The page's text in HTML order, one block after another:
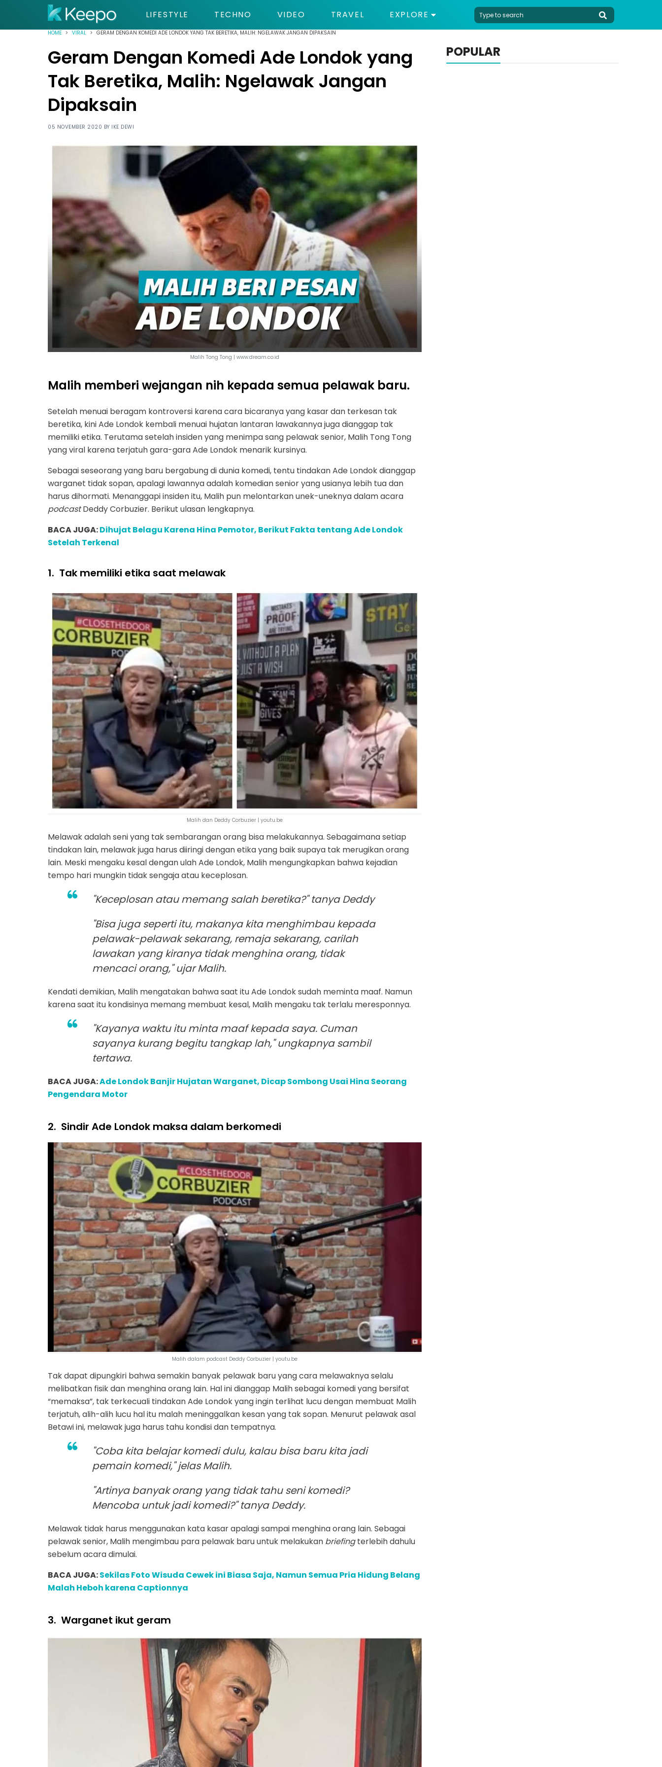
LIFESTYLE TECHNO VIDEO TRAVEL EXPLORE
HOME VIRAL GERAM DENGAN KOMEDI ADE LONDOK YANG TAK BERETIKA, MALIH: NGELAWAK JANGAN DIPAKSAIN
Geram Dengan Komedi Ade Londok yang
Tak Beretika, Malih: Ngelawak Jangan
Dipaksain
05 NOVEMBER 2020 BY IKE DEWI
Malih Tong Tong | www.dream.co.id
Malih memberi wejangan nih kepada semua pelawak baru.
Setelah menuai beragam kontroversi karena cara bicaranya yang kasar dan terkesan tak
beretika, kini Ade Londok kembali menuai hujatan lantaran lawakannya juga dianggap tak
memiliki etika. Terutama setelah insiden yang menimpa sang pelawak senior, Malih Tong Tong
yang viral karena terjatuh gara-gara Ade Londok menarik kursinya.
Sebagai seseorang yang baru bergabung di dunia komedi, tentu tindakan Ade Londok dianggap
warganet tidak sopan, apalagi lawannya adalah komedian senior yang usianya lebih tua dan
harus dihormati. Menanggapi insiden itu, Malih pun melontarkan unek-uneknya dalam acara
podcastDeddy Corbuzier. Berikut ulasan lengkapnya.
BACA JUGA:Dihujat Belagu Karena Hina Pemotor, Berikut Fakta tentang Ade Londok
Setelah Terkenal
1. Tak memiliki etika saat melawak
Malih dan Deddy Corbuzier | youtu.be
Melawak adalah seni yang tak sembarangan orang bisa melakukannya. Sebagaimana setiap
tindakan lain, melawak juga harus diiringi dengan etika yang baik supaya tak merugikan orang
lain. Meski mengaku kesal dengan ulah Ade Londok, Malih mengungkapkan bahwa kejadian
tempo hari mungkin tidak sengaja atau keceplosan.
"Keceplosan atau memang salah beretika?" tanya Deddy
"Bisa juga seperti itu, makanya kita menghimbau kepada
pelawak-pelawak sekarang, remaja sekarang, carilah
lawakan yang kiranya tidak menghina orang, tidak
mencaci orang," ujar Malih.
Kendati demikian, Malih mengatakan bahwa saat itu Ade Londok sudah meminta maaf. Namun
karena saat itu kondisinya memang membuat kesal, Malih mengaku tak terlalu meresponnya.
"Kayanya waktu itu minta maaf kepada saya. Cuman
sayanya kurang begitu tangkap lah," ungkapnya sambil
tertawa.
BACA JUGA:Ade Londok Banjir Hujatan Warganet, Dicap Sombong Usai Hina Seorang
Pengendara Motor
2. Sindir Ade Londok maksa dalam berkomedi
Malih dalam podcast Deddy Corbuzier | youtu.be
Tak dapat dipungkiri bahwa semakin banyak pelawak baru yang cara melawaknya selalu
melibatkan fisik dan menghina orang lain. Hal ini dianggap Malih sebagai komedi yang bersifat
“memaksa”, tak terkecuali tindakan Ade Londok yang ingin terlihat lucu dengan membuat Malih
terjatuh, alih-alih lucu hal itu malah meninggalkan kesan yang tak sopan. Menurut pelawak asal
Betawi ini, melawak juga harus tahu kondisi dan tempatnya.
"Coba kita belajar komedi dulu, kalau bisa baru kita jadi
pemain komedi," jelas Malih.
"Artinya banyak orang yang tidak tahu seni komedi?
Mencoba untuk jadi komedi?" tanya Deddy.
Melawak tidak harus menggunakan kata kasar apalagi sampai menghina orang lain. Sebagai
pelawak senior, Malih mengimbau para pelawak baru untuk melakukan briefingterlebih dahulu
sebelum acara dimulai.
BACA JUGA:Sekilas Foto Wisuda Cewek ini Biasa Saja, Namun Semua Pria Hidung Belang
Malah Heboh karena Captionnya
3. Warganet ikut geram
POPULAR